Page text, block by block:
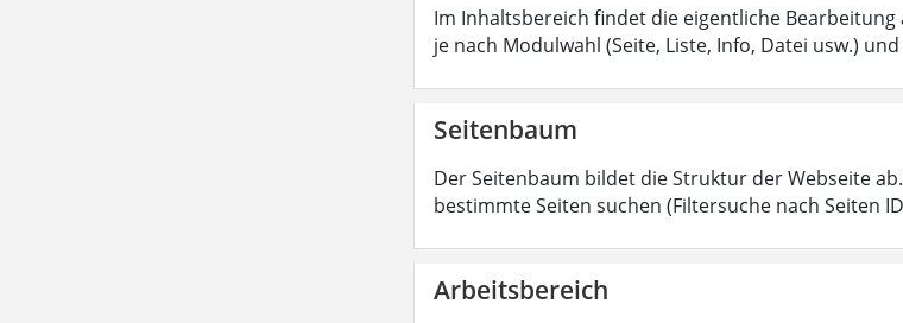
Im Inhaltsbereich findet die eigentliche
je nach Modulwahl (Seite, Liste, Info, Datei usw.)
Seitenbaum
Der Seitenbaum bildet die Struktur der Webseite
bestimmte Seiten suchen (Filtersuche nach Seiten
Arbeitsbereich